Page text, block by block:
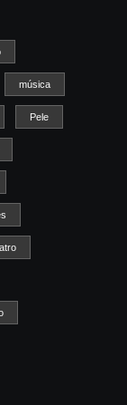
música
Pele